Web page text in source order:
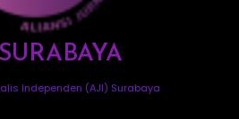
Independen (AJI) Surabaya